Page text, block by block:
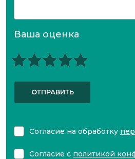
Ваша оценка
ОТПРАВИТЬ
Согласие на обработку
Согласие с политикой